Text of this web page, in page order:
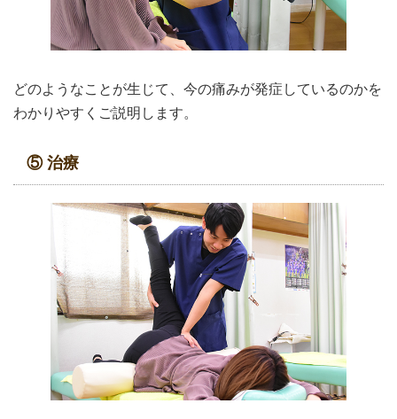
どのようなことが生じて、今の痛みが発症しているのかを
わかりやすくご説明します。
⑤ 治療